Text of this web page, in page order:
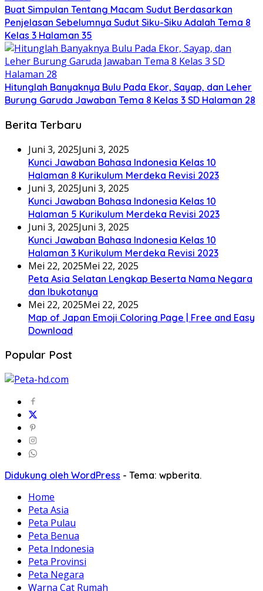
Buat Simpulan Tentang Macam Sudut Berdasarkan
Penjelasan Sebelumnya Sudut Siku-Siku Adalah Tema 8
Kelas 3 Halaman 35
Hitunglah Banyaknya Bulu Pada Ekor, Sayap, dan Leher
Burung Garuda Jawaban Tema 8 Kelas 3 SD Halaman 28
Berita Terbaru
Juni 3, 2025Juni 3, 2025
Kunci Jawaban Bahasa Indonesia Kelas 10
Halaman 8 Kurikulum Merdeka Revisi 2023
Juni 3, 2025Juni 3, 2025
Kunci Jawaban Bahasa Indonesia Kelas 10
Halaman 5 Kurikulum Merdeka Revisi 2023
Juni 3, 2025Juni 3, 2025
Kunci Jawaban Bahasa Indonesia Kelas 10
Halaman 3 Kurikulum Merdeka Revisi 2023
Mei 22, 2025Mei 22, 2025
Peta Asia Selatan Lengkap Beserta Nama Negara
dan Ibukotanya
Mei 22, 2025Mei 22, 2025
Map of Japan Emoji Coloring Page | Free and Easy
Download
Popular Post
Didukung oleh WordPress - Tema: wpberita.
Home
Peta Asia
Peta Pulau
Peta Benua
Peta Indonesia
Peta Provinsi
Peta Negara
Warna Cat Rumah